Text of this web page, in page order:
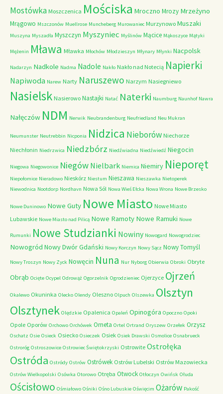
Mostówka Moszczenica Mościska Mroczno Mrozy Mrzeżyno
Mrągowo Mszczonów Muellrose Muncheberg Murowaniec Murzynowo Muszaki
Muszyna Myszadła Myszczyn Myszyniec Myślinów Mącice Mąkoszyce Mątyki
Mężenin Mława Mławka Młochów Młodzieszyn Młynary Młynki Nacpolsk
Nadarzyn Nadkole Nadma Nadole Nakło Nakło nad Notecią Napierki
Napiwoda Narew Narty Naruszewo Narzym Nasiegniewo
Nasielsk Nasierowo Nastajki Natać Naterki Naumburg Naunhof Nawra
Nałęczów NDM Nerwik Neubrandenburg Neufriedland Neu Mukran
Neumunster Neutrebbin Nicponia Nidzica Nieborów Niechorze
Niechłonin Niedrzwica Niedzbórz Niedźwiadna Niedźwiedź Niegocin
Niegowa Niegowonice Niegów Nielbark Niemica Niemiry Nieporęt
Niepołomice Nieradowo Nieskórz Niestum Nieszawa Nieszawka Nietoperek
Niewodnica Nootdorp Nordhavn Nowa Sól Nowa Wieś Ełcka Nowa Wrona Nowe Brzesko
Nowe Duninowo Nowe Guty Nowe Miasto Nowe Miasto
Lubawskie Nowe Miasto nad Pilicą Nowe Ramoty Nowe Ramuki Nowe
Rumunki Nowe Studzianki Nowiny Nowogard Nowogrodziec
Nowogród Nowy Dwór Gdański Nowy Korczyn Nowy Sącz Nowy Tomyśl
Nowy Troszyn Nowy Zyck Nowęcin Nuna Nur Nyborg Obierwia Obroki Obryte
Obrąb Ocięte Ocypel Odrowąż Ogorzelnik Ogrodzieniec Ojerzyce Ojrzeń
Okalewo Okuninka Olecko Olendy Oleszno Olpuch Olszewka Olsztyn
Olsztynek Olędzkie Opalenica Opaleń Opinogóra Opoczno Opoki
Opole Oporów Orchowo Orchówek Orneta Ortel Ortrand Oryszew Orzełek Orzysz
Oschatz Osie Osieck Osiecko Osieczek Osiek Osiek Drawski Osmolice Osnabrueck
Ostroróg Ostroszowice Ostrowiec Świętokrzyski Ostrowite Ostrołęka
Ostróda Ostródy Ostrów Ostrówek Ostrów Lubelski Ostrów Mazowiecka
Ostrów Wielkopolski Osówka Otorowo Otręba Otwock Otłoczyn Owińsk Ołuda
Ościsłowo Ośmiałowo Ośniki Ośno Lubuskie Oświęcim Ożarów Pakość